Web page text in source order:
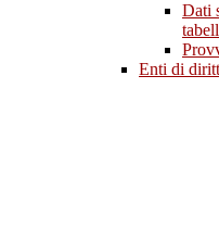
Dati
Enti di